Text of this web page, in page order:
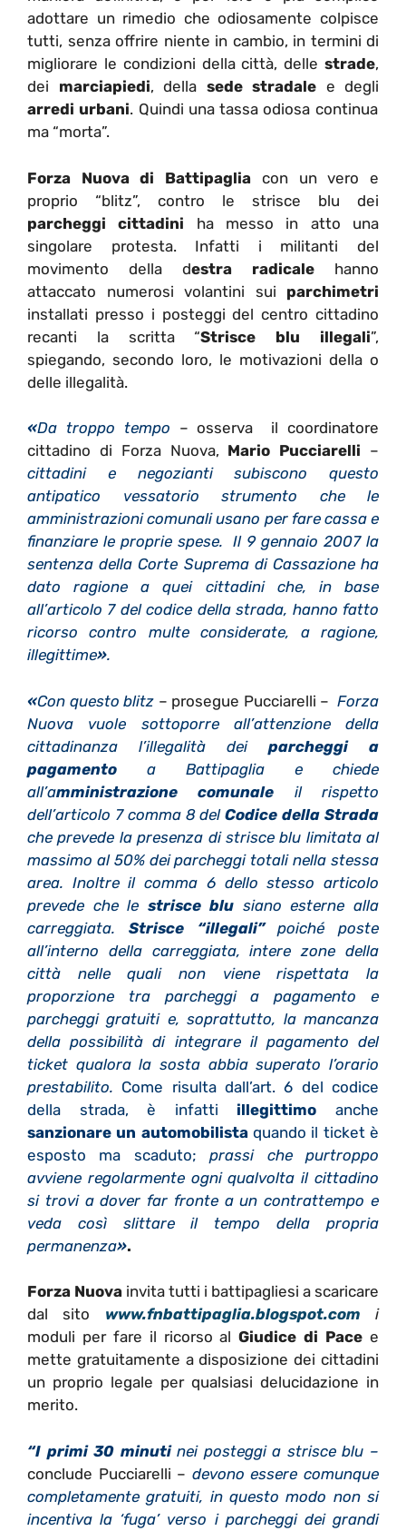
adottare un rimedio che odiosamente colpisce
tutti, senza offrire niente in cambio, in termini di
migliorare le condizioni della città, delle strade,
dei marciapiedi, della sede stradale e degli
arredi urbani. Quindi una tassa odiosa continua
ma “morta”.
Forza Nuova di Battipaglia con un vero e
proprio “blitz”, contro le strisce blu dei
parcheggi cittadini ha messo in atto una
singolare protesta. Infatti i militanti del
movimento della destra radicale hanno
attaccato numerosi volantini sui parchimetri
installati presso i posteggi del centro cittadino
recanti la scritta “Strisce blu illegali”,
spiegando, secondo loro, le motivazioni della o
delle illegalità.
«Da troppo tempo – osserva il coordinatore
cittadino di Forza Nuova, Mario Pucciarelli –
cittadini e negozianti subiscono questo
antipatico vessatorio strumento che le
amministrazioni comunali usano per fare cassa e
finanziare le proprie spese. Il 9 gennaio 2007 la
sentenza della Corte Suprema di Cassazione ha
dato ragione a quei cittadini che, in base
all’articolo 7 del codice della strada, hanno fatto
ricorso contro multe considerate, a ragione,
illegittime».
«Con questo blitz – prosegue Pucciarelli – Forza
Nuova vuole sottoporre all’attenzione della
cittadinanza l’illegalità dei parcheggi a
pagamento a Battipaglia e chiede
all’amministrazione comunale il rispetto
dell’articolo 7 comma 8 delCodice della Strada
che prevede la presenza di strisce blu limitata al
massimo al 50% dei parcheggi totali nella stessa
area. Inoltre il comma 6 dello stesso articolo
prevede che le strisce blu siano esterne alla
carreggiata. Strisce “illegali”poiché poste
all’interno della carreggiata, intere zone della
città nelle quali non viene rispettata la
proporzione tra parcheggi a pagamento e
parcheggi gratuiti e, soprattutto, la mancanza
della possibilità di integrare il pagamento del
ticket qualora la sosta abbia superato l’orario
prestabilito. Come risulta dall’art. 6 del codice
della strada, è infatti illegittimoanche
sanzionare un automobilistaquando il ticket è
esposto ma scaduto; prassi che purtroppo
avviene regolarmente ogni qualvolta il cittadino
si trovi a dover far fronte a un contrattempo e
veda così slittare il tempo della propria
permanenza».
Forza Nuova invita tutti i battipagliesi a scaricare
dal sito www.fnbattipaglia.blogspot.com
i
moduli per fare il ricorso alGiudice di Pace e
mette gratuitamente a disposizione dei cittadini
un proprio legale per qualsiasi delucidazione in
merito.
“I primi 30 minutinei posteggi a strisce blu –
conclude Pucciarelli – devono essere comunque
completamente gratuiti, in questo modo non si
incentiva la ‘fuga’ verso i parcheggi dei grandi